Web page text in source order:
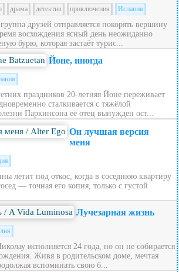
драма детектив приключения Испания
друзей отправляется покорять вершину
восхождения ясный день неожиданно
бурю, которая застаёт турис...
Йоне, иногда
праздников 20‑летняя Йоне переживает
сталкивается с тяжёлой
Паркинсона её отец вынужден ост...
Он лучшая версия
меня
летит под откос, когда в соседнюю квартиру
— точная его копия, только с густой
Лучезарная жизнь
исполняется 24 года, но он не собирается
Живя в родительском доме, мечтая
вспоминать свою б...